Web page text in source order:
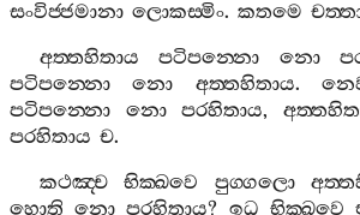
සංවිජ‍්ජමානා ලොකස‍්මිං. කතමෙ
අත‍්තහිතාය
පටිපන‍්නො නො
පටිපන‍්නො
නො අත‍්තහිතාය.
පටිපන‍්නො
නො පරහිතාය,
පරහිතාය ච.
කථඤ‍්ච
භික‍්ඛවෙ පුග‍්ගලො
හොති නො පරහිතාය? ඉධ භික‍්ඛවෙ